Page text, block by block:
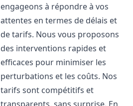
engageons à répondre à vos
attentes en termes de délais et
de tarifs. Nous vous proposons
des interventions rapides et
efficaces pour minimiser les
perturbations et les coûts. Nos
tarifs sont compétitifs et